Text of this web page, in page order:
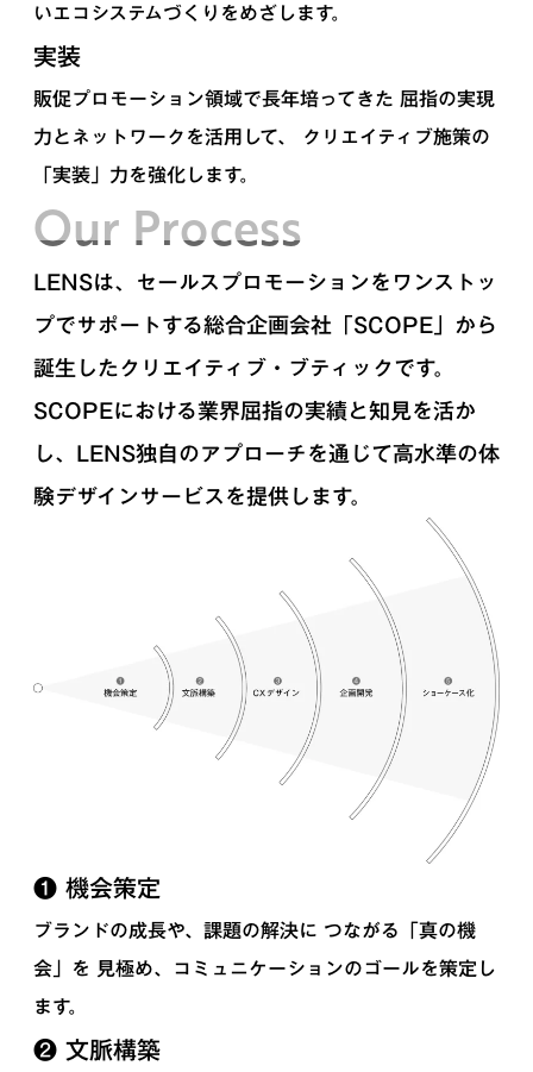
いエコシステムづくりをめざします。
実装
販促プロモーション領域で長年培ってきた 屈指の実現
力とネットワークを活用して、 クリエイティブ施策の
「実装」力を強化します。
Our Process
LENSは、セールスプロモーションをワンストッ
プでサポートする総合企画会社「SCOPE」から
誕生したクリエイティブ・ブティックです。
SCOPEにおける業界屈指の実績と知見を活か
し、LENS独自のアプローチを通じて高水準の体
験デザインサービスを提供します。
❶ 機会策定
ブランドの成長や、課題の解決に つながる「真の機
会」を 見極め、コミュニケーションのゴールを策定し
ます。
❷ 文脈構築